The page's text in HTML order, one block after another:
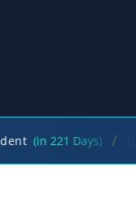
(in 221 Days) /